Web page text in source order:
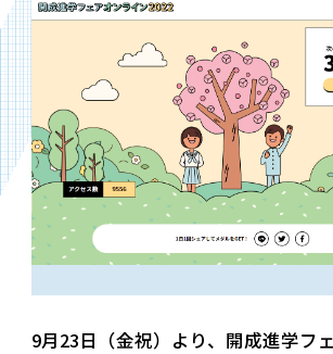
9月23日（金祝）より、開成進学フ